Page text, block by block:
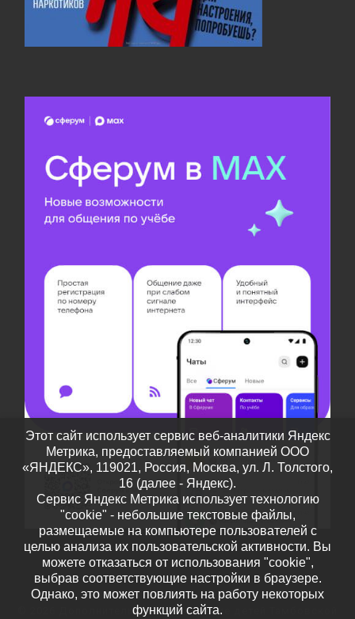
Дополнительное образование детей Тамбовской
Этот сайт использует сервис веб-аналитики Яндекс
Метрика, предоставляемый компанией ООО
«ЯНДЕКС», 119021, Россия, Москва, ул. Л. Толстого,
16 (далее - Яндекс).
Сервис Яндекс Метрика использует технологию
"cookie" - небольшие текстовые файлы,
размещаемые на компьютере пользователей с
целью анализа их пользовательской активности. Вы
можете отказаться от использования "cookie",
выбрав соответствующие настройки в браузере.
Однако, это может повлиять на работу некоторых
функций сайта.